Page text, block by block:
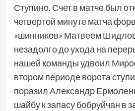
Ступино. Счет в матче был
четвертой минуте матча
«шинников» Матвеем
незадолго до ухода на
нашей команды удвоил
втором периоде ворота
поразил Александр
шайбу к запасу бобруйчан в